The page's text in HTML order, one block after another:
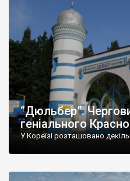
“Дюльбер”.
геніального
У Кореїзі розташовано